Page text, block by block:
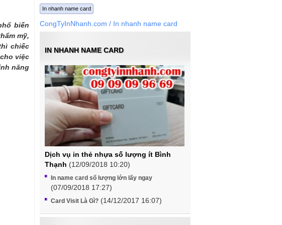
biến
mỹ,
chiếc
việc
năng
In nhanh name card
CongTyInNhanh.com / In nhanh name card
IN NHANH NAME CARD
Dịch vụ in thẻ nhựa số lượng ít Bình
Thạnh (12/09/2018 10:20)
In name card số lượng lớn lấy ngay
(07/09/2018 17:27)
Card Visit Là Gì? (14/12/2017 16:07)